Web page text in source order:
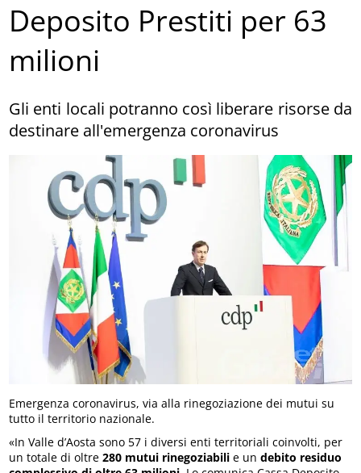
Deposito Prestiti per 63
milioni
Gli enti locali potranno così liberare risorse da
destinare all'emergenza coronavirus
Emergenza coronavirus, via alla rinegoziazione dei mutui su
tutto il territorio nazionale.
«In Valle d’Aosta sono 57 i diversi enti territoriali coinvolti, per
un totale di oltre280 mutui rinegoziabili e undebito residuo